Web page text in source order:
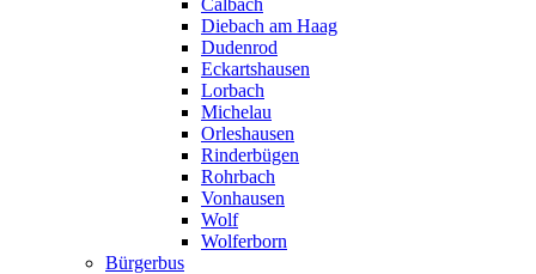
Calbach
Diebach am Haag
Dudenrod
Eckartshausen
Lorbach
Michelau
Orleshausen
Rinderbügen
Rohrbach
Vonhausen
Wolf
Wolferborn
Bürgerbus